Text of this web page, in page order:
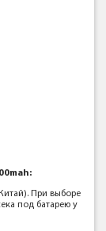
При выборе
под батарею у